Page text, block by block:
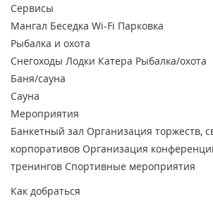
Сервисы
Мангал Беседка Wi-Fi Парковка
Рыбалка и охота
Снегоходы Лодки Катера Рыбалка/охота
Баня/сауна
Сауна
Мероприятия
Банкетный зал Организация торжеств,
корпоративов Организация
тренингов Спортивные мероприятия
Как добраться